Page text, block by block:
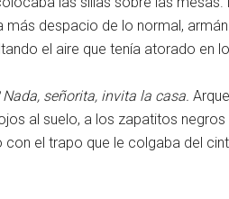
más despacio de lo normal,
el aire que tenía atorado en
señorita, invita la casa.
al suelo, a los zapatitos
el trapo que le colgaba del